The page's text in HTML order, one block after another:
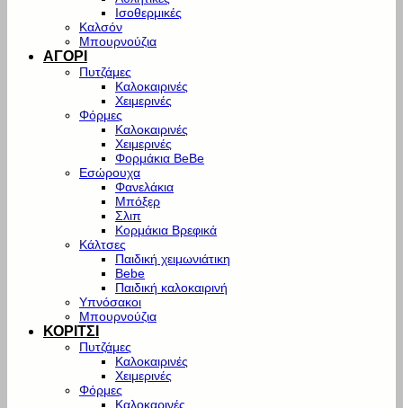
Ισοθερμικές
Καλσόν
Μπουρνούζια
ΑΓΟΡΙ
Πυτζάμες
Καλοκαιρινές
Χειμερινές
Φόρμες
Καλοκαιρινές
Χειμερινές
Φορμάκια BeBe
Εσώρουχα
Φανελάκια
Μπόξερ
Σλιπ
Κορμάκια Βρεφικά
Κάλτσες
Παιδική χειμωνιάτικη
Bebe
Παιδική καλοκαιρινή
Υπνόσακοι
Μπουρνούζια
ΚΟΡΙΤΣΙ
Πυτζάμες
Καλοκαιρινές
Χειμερινές
Φόρμες
Καλοκαρινές